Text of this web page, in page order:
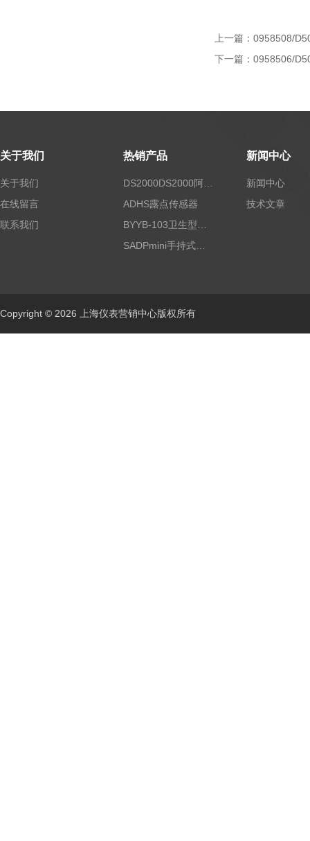
上一篇： 0958508/
下一篇： 0958506/
关于我们
关于我们
在线留言
联系我们
热销产品
ADHS露点传感器
新闻中心
新闻中心
技术文章
Copyright © 2026 上海仪表营销中心版权所有